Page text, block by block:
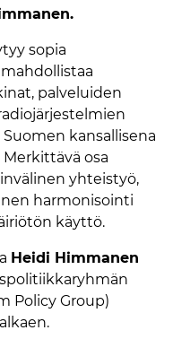
sopia
palveluiden
kansallisena
osa
yhteistyö,
harmonisointi
käyttö.
Heidi Himmanen
Policy Group)